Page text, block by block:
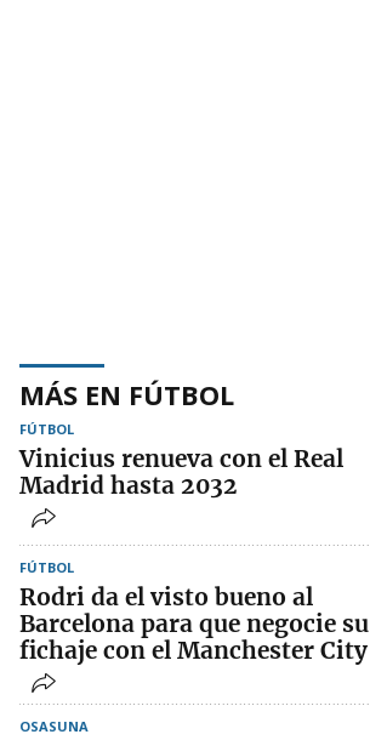
MÁS EN FÚTBOL
FÚTBOL
Vinicius renueva con el Real
Madrid hasta 2032
FÚTBOL
Rodri da el visto bueno al
Barcelona para que negocie su
fichaje con el Manchester City
OSASUNA